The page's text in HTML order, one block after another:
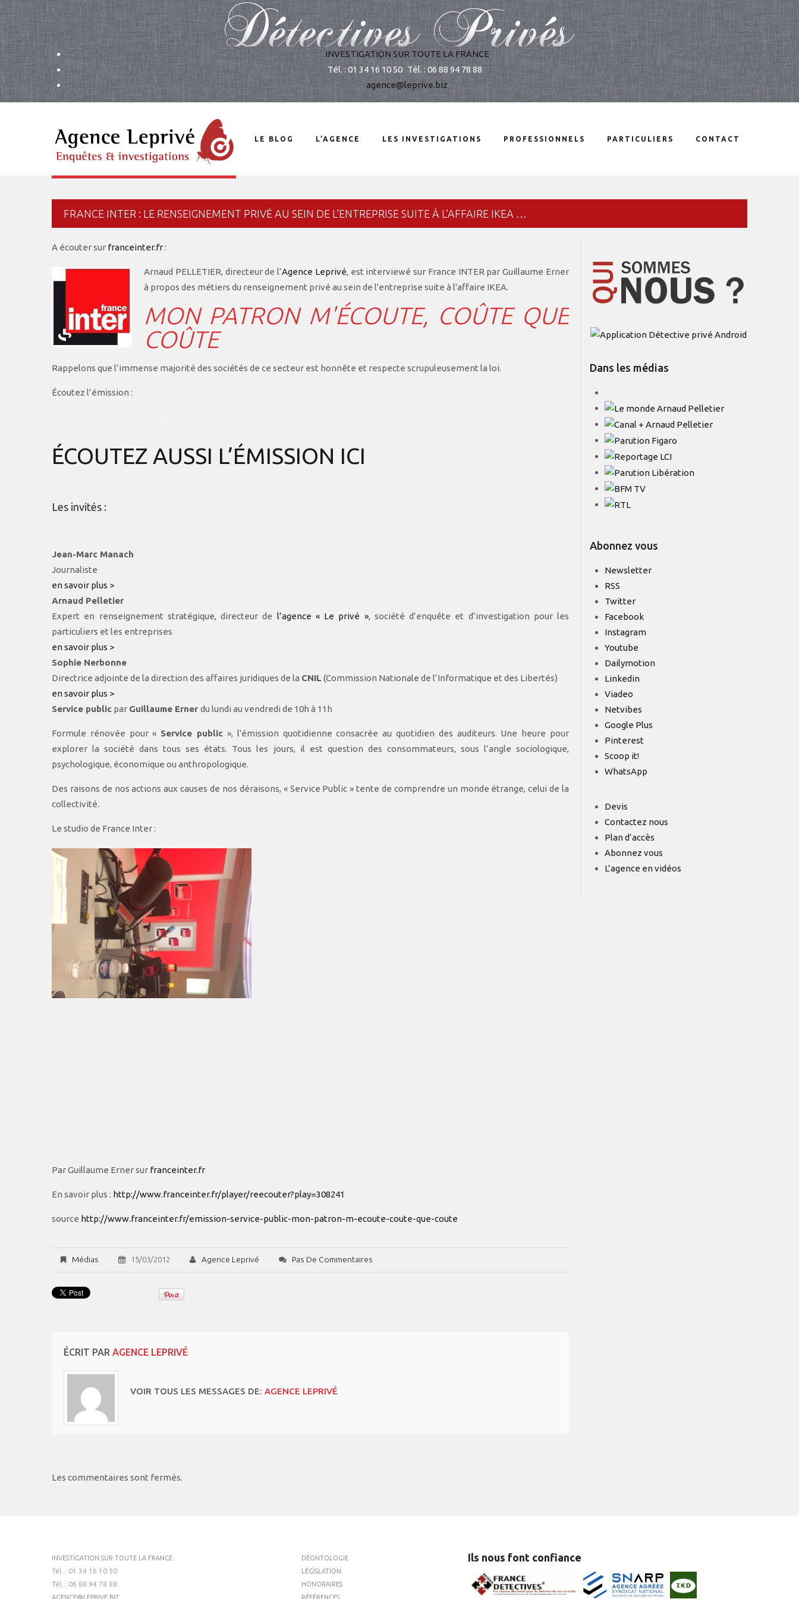
INVESTIGATION SUR TOUTE LA FRANCE
Tél. : 01 34 16 10 50 Tél. : 06 88 94 78 88
agence@leprive.biz
LE BLOG L’AGENCE LES INVESTIGATIONS PROFESSIONNELS PARTICULIERS CONTACT
FRANCE INTER : LE RENSEIGNEMENT PRIVÉ AU SEIN DE L’ENTREPRISE SUITE À L’AFFAIRE IKEA …
A écouter sur franceinter.fr:
Arnaud PELLETIER, directeur de l’Agence Leprivé, est interviewé sur France INTER par Guillaume Erner
à propos des métiers du renseignement privé au sein de l'entreprise suite à l'affaire IKEA.
MON PATRON M'ÉCOUTE, COÛTE QUE
COÛTE
Rappelons que l’immense majorité des sociétés de ce secteur est honnête et respecte scrupuleusement la loi.
Écoutez l’émission :
ÉCOUTEZ AUSSI L’ÉMISSION ICI
Les invités :
Jean-Marc Manach
Journaliste
en savoir plus >
Arnaud Pelletier
Expert en renseignement stratégique, directeur de l’agence « Le privé », société d’enquête et d’investigation pour les
particuliers et les entreprises
en savoir plus >
Sophie Nerbonne
Directrice adjointe de la direction des affaires juridiques de la CNIL (Commission Nationale de l’Informatique et des Libertés)
en savoir plus >
Service public par Guillaume Erner du lundi au vendredi de 10h à 11h
Formule rénovée pour « Service public », l'émission quotidienne consacrée au quotidien des auditeurs. Une heure pour
explorer la société dans tous ses états. Tous les jours, il est question des consommateurs, sous l’angle sociologique,
psychologique, économique ou anthropologique.
Des raisons de nos actions aux causes de nos déraisons, « Service Public » tente de comprendre un monde étrange, celui de la
collectivité.
Le studio de France Inter :
Par Guillaume Erner sur franceinter.fr
En savoir plus : http://www.franceinter.fr/player/reecouter?play=308241
source http://www.franceinter.fr/emission-service-public-mon-patron-m-ecoute-coute-que-coute
Médias 15/03/2012 Agence Leprivé Pas De Commentaires
ÉCRIT PAR AGENCE LEPRIVÉ
VOIR TOUS LES MESSAGES DE: AGENCE LEPRIVÉ
Les commentaires sont fermés.
Dans les médias
Abonnez vous
Newsletter
RSS
Twitter
Facebook
Instagram
Youtube
Dailymotion
Linkedin
Viadeo
Netvibes
Google Plus
Pinterest
Scoop it!
WhatsApp
Devis
Contactez nous
Plan d’accès
Abonnez vous
L’agence en vidéos
INVESTIGATION SUR TOUTE LA FRANCE
Tél. : 01 34 16 10 50
Tél. : 06 88 94 78 88
AGENCE@LEPRIVE.BIZ
DÉONTOLOGIE
LÉGISLATION
HONORAIRES
RÉFÉRENCES
Ils nous font confiance